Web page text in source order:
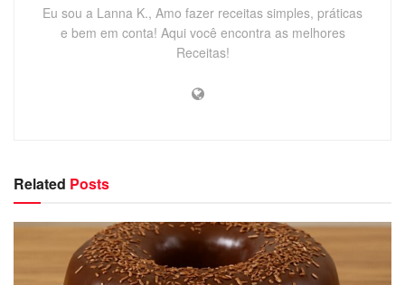
Eu sou a Lanna K., Amo fazer receitas simples, práticas
e bem em conta! Aqui você encontra as melhores
Receitas!
Related Posts